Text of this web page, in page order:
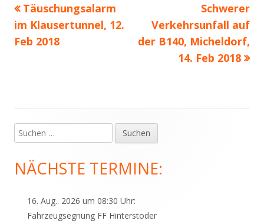
Beitragsnavigation
Vorheriger
Beitrag:
Täuschungsalarm
im Klausertunnel, 12.
Feb 2018
Nächster
Beitrag
Schwerer
Verkehrsunfall auf
der B140, Micheldorf,
14. Feb 2018
Haupt-
Seitenleiste
Suchen
nach:
NÄCHSTE TERMINE:
16. Aug.. 2026 um 08:30 Uhr:
Fahrzeugsegnung FF Hinterstoder